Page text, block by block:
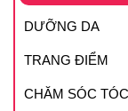
DƯỠNG DA
TRANG ĐIỂM
CHĂM SÓC TÓC